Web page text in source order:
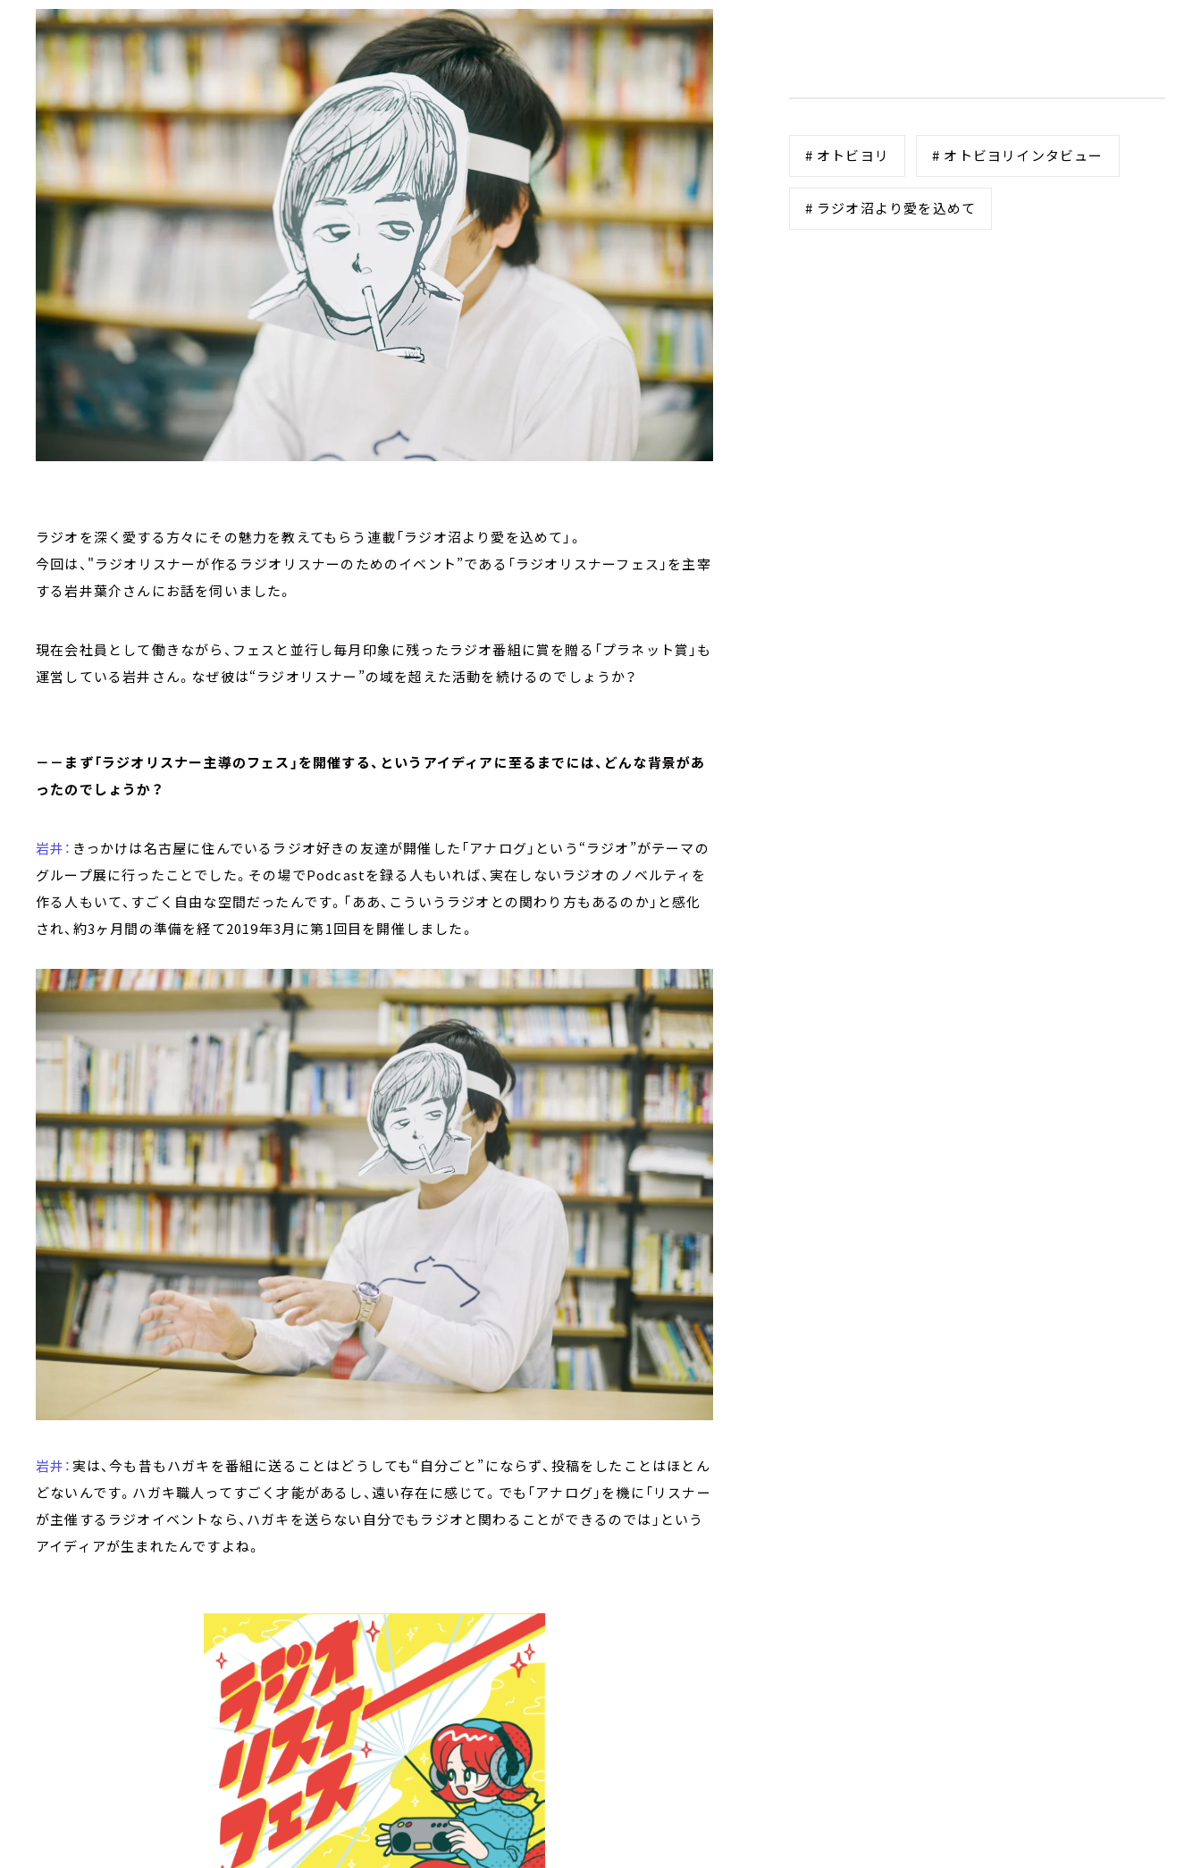
ラジオを深く愛する方々にその魅力を教えてもらう連載「ラジオ沼より愛を込めて」。
今回は、"ラジオリスナーが作るラジオリスナーのためのイベント”である「ラジオリスナーフェス」を主宰
する岩井葉介さんにお話を伺いました。
現在会社員として働きながら、フェスと並行し毎月印象に残ったラジオ番組に賞を贈る「プラネット賞」も
運営している岩井さん。なぜ彼は“ラジオリスナー”の域を超えた活動を続けるのでしょうか？
－－まず「ラジオリスナー主導のフェス」を開催する、というアイディアに至るまでには、どんな背景があ
ったのでしょうか？
岩井： きっかけは名古屋に住んでいるラジオ好きの友達が開催した「アナログ」という“ラジオ”がテーマの
グループ展に行ったことでした。その場でPodcastを録る人もいれば、実在しないラジオのノベルティを
作る人もいて、すごく自由な空間だったんです。「ああ、こういうラジオとの関わり方もあるのか」と感化
され、約3ヶ月間の準備を経て2019年3月に第1回目を開催しました。
岩井： 実は、今も昔もハガキを番組に送ることはどうしても“自分ごと”にならず、投稿をしたことはほとん
どないんです。ハガキ職人ってすごく才能があるし、遠い存在に感じて。でも「アナログ」を機に「リスナー
が主催するラジオイベントなら、ハガキを送らない自分でもラジオと関わることができるのでは」という
アイディアが生まれたんですよね。
# オトビヨリ # オトビヨリインタビュー
# ラジオ沼より愛を込めて